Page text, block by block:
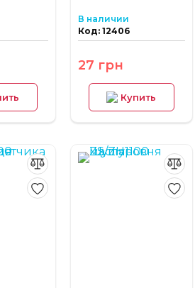
В наличии
Код: 12406
27 грн
Купить